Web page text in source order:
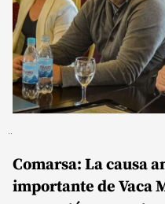
Comarsa: La causa
importante de Vaca